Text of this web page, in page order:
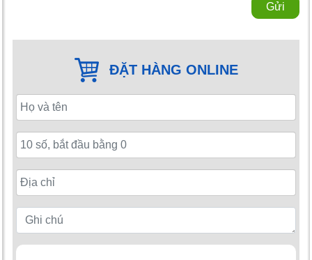
Gửi
ĐẶT HÀNG ONLINE